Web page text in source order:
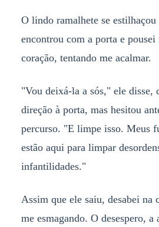
O lindo ramalhete se estilhaçou
encontrou com a porta e
coração, tentando me acalmar.
"Vou deixá-la a sós," ele disse,
direção à porta, mas hesitou
percurso. "E limpe isso. Meus
estão aqui para limpar
infantilidades."
Assim que ele saiu, desabei na
me esmagando. O desespero, a